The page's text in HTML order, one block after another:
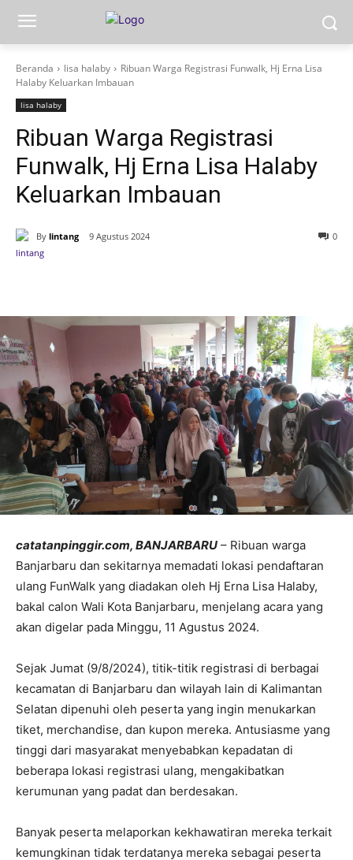
Beranda lisa halaby
Ribuan Warga Registrasi Funwalk, Hj Erna Lisa
Halaby Keluarkan Imbauan
lisa halaby
Ribuan Warga Registrasi
Funwalk, Hj Erna Lisa Halaby
Keluarkan Imbauan
By lintang 9 Agustus 2024 0
catatanpinggir.com, BANJARBARU – Ribuan warga
Banjarbaru dan sekitarnya memadati lokasi pendaftaran
ulang FunWalk yang diadakan oleh Hj Erna Lisa Halaby,
bakal calon Wali Kota Banjarbaru, menjelang acara yang
akan digelar pada Minggu, 11 Agustus 2024.
Sejak Jumat (9/8/2024), titik-titik registrasi di berbagai
kecamatan di Banjarbaru dan wilayah lain di Kalimantan
Selatan dipenuhi oleh peserta yang ingin menukarkan
tiket, merchandise, dan kupon mereka. Antusiasme yang
tinggi dari masyarakat menyebabkan kepadatan di
beberapa lokasi registrasi ulang, mengakibatkan
kerumunan yang padat dan berdesakan.
Banyak peserta melaporkan kekhawatiran mereka terkait
kemungkinan tidak terdatanya mereka sebagai peserta